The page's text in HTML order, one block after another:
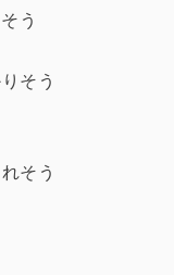
う
そう
そう